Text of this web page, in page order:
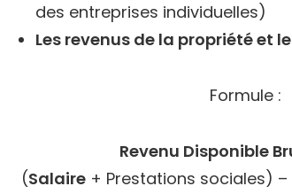
des entreprises individuelles)
Les revenus de la propriété et
Formule :
Revenu Disponible
(Salaire + Prestations sociales) –